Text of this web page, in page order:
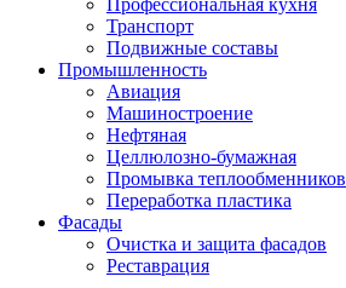
Профессиональная кухня
Транспорт
Подвижные составы
Промышленность
Авиация
Машиностроение
Нефтяная
Целлюлозно-бумажная
Промывка теплообменников
Переработка пластика
Фасады
Очистка и защита фасадов
Реставрация